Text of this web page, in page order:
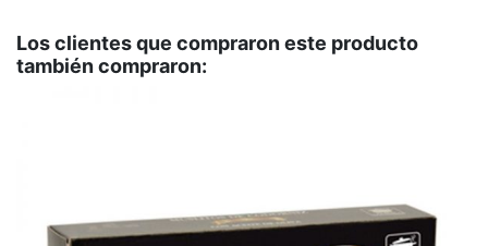
SIN GLUTEN
LIBRE DE ALÉRGENOS
Los clientes que compraron este producto
también compraron: